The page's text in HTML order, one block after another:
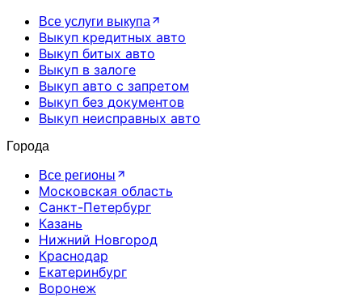
Все услуги выкупа
Выкуп кредитных авто
Выкуп битых авто
Выкуп в залоге
Выкуп авто с запретом
Выкуп без документов
Выкуп неисправных авто
Города
Все регионы
Московская область
Санкт-Петербург
Казань
Нижний Новгород
Краснодар
Екатеринбург
Воронеж